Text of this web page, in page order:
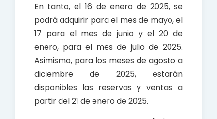
En tanto, el 16 de enero de 2025, se
podrá adquirir para el mes de mayo, el
17 para el mes de junio y el 20 de
enero, para el mes de julio de 2025.
Asimismo, para los meses de agosto a
diciembre de 2025, estarán
disponibles las reservas y ventas a
partir del 21 de enero de 2025.